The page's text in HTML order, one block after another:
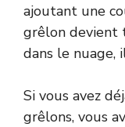
ajoutant une
grêlon devient
dans le
Si vous avez
grêlons, vous